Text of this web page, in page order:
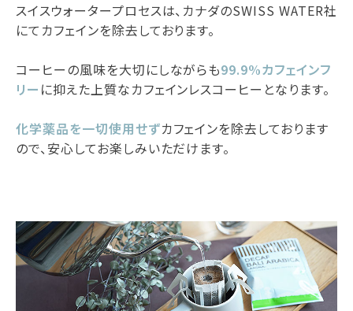
スイスウォータープロセスは、カナダのSWISS WATER社
にてカフェインを除去しております。
コーヒーの風味を大切にしながらも99.9%カフェインフ
リー に抑えた上質なカフェインレスコーヒーとなります。
化学薬品を一切使用せずカフェインを除去しております
ので、安心してお楽しみいただけます。